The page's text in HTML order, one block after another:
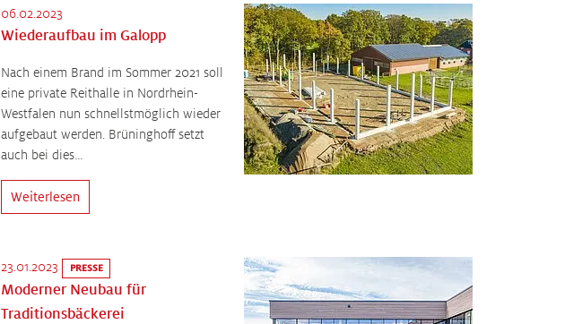
06.02.2023
Wiederaufbau im Galopp
Nach einem Brand im Sommer 2021 soll
eine private Reithalle in Nordrhein-
Westfalen nun schnellstmöglich wieder
aufgebaut werden. Brüninghoff setzt
auch bei dies…
Weiterlesen
23.01.2023 PRESSE
Moderner Neubau für
Traditionsbäckerei